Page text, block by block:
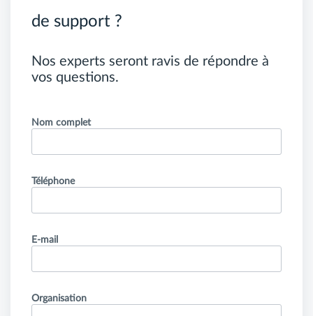
de support ?
Nos experts seront ravis de répondre à
vos questions.
Nom complet
Téléphone
E-mail
Organisation